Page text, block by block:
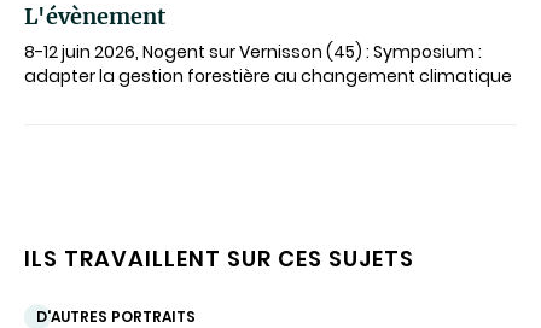
L'évènement
8-12 juin 2026, Nogent sur Vernisson (45) : Symposium :
adapter la gestion forestière au changement climatique
ILS TRAVAILLENT SUR CES SUJETS
D'AUTRES PORTRAITS